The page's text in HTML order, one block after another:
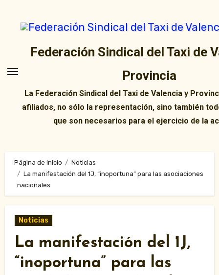
contenido
Federación Sindical del Taxi de
Provincia
La Federación Sindical del Taxi de Valencia y
afiliados, no sólo la representación, sino también
que son necesarios para el ejercicio de la
Página de inicio
Noticias
La manifestación del 1J, “inoportuna” para las asociaciones
nacionales
Noticias
La manifestación del 1J,
“inoportuna” para las